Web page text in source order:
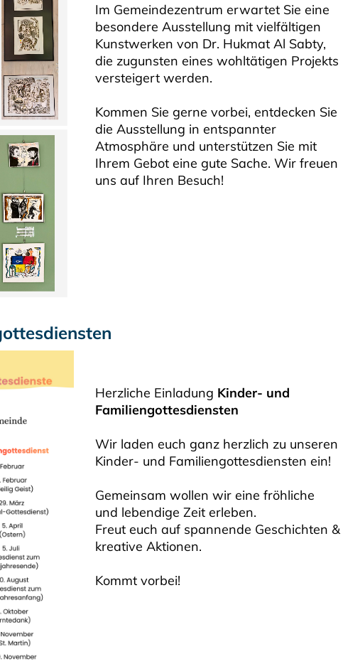
Im Gemeindezentrum erwartet Sie eine
besondere Ausstellung mit vielfältigen
Kunstwerken von Dr. Hukmat Al Sabty,
die zugunsten eines wohltätigen Projekts
versteigert werden.
Kommen Sie gerne vorbei, entdecken Sie
die Ausstellung in entspannter
Atmosphäre und unterstützen Sie mit
Ihrem Gebot eine gute Sache. Wir freuen
uns auf Ihren Besuch!
Herzliche Einladung Kinder- und
Familiengottesdiensten
Wir laden euch ganz herzlich zu unseren
Kinder- und Familiengottesdiensten ein!
Gemeinsam wollen wir eine fröhliche
und lebendige Zeit erleben.
Freut euch auf spannende Geschichten &
kreative Aktionen.
Kommt vorbei!